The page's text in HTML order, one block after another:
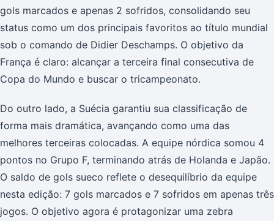
gols marcados e apenas 2 sofridos, consolidando seu
status como um dos principais favoritos ao título mundial
sob o comando de Didier Deschamps. O objetivo da
França é claro: alcançar a terceira final consecutiva de
Copa do Mundo e buscar o tricampeonato.
Do outro lado, a Suécia garantiu sua classificação de
forma mais dramática, avançando como uma das
melhores terceiras colocadas. A equipe nórdica somou 4
pontos no Grupo F, terminando atrás de Holanda e Japão.
O saldo de gols sueco reflete o desequilíbrio da equipe
nesta edição: 7 gols marcados e 7 sofridos em apenas três
jogos. O objetivo agora é protagonizar uma zebra